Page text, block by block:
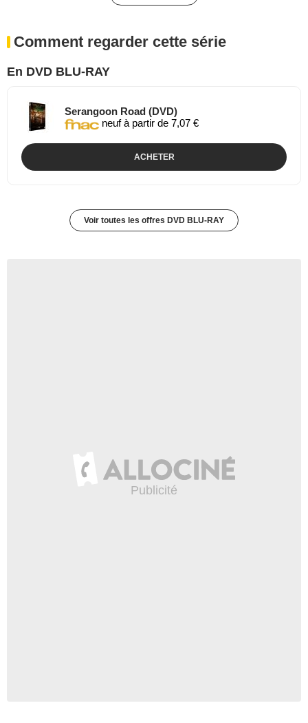
Comment regarder cette série
En DVD BLU-RAY
Serangoon Road (DVD)
neuf à partir de 7,07 €
ACHETER
Voir toutes les offres DVD BLU-RAY